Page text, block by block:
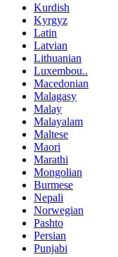
Kurdish
Kyrgyz
Latin
Latvian
Lithuanian
Luxembou..
Macedonian
Malagasy
Malay
Malayalam
Maltese
Maori
Marathi
Mongolian
Burmese
Nepali
Norwegian
Pashto
Persian
Punjabi